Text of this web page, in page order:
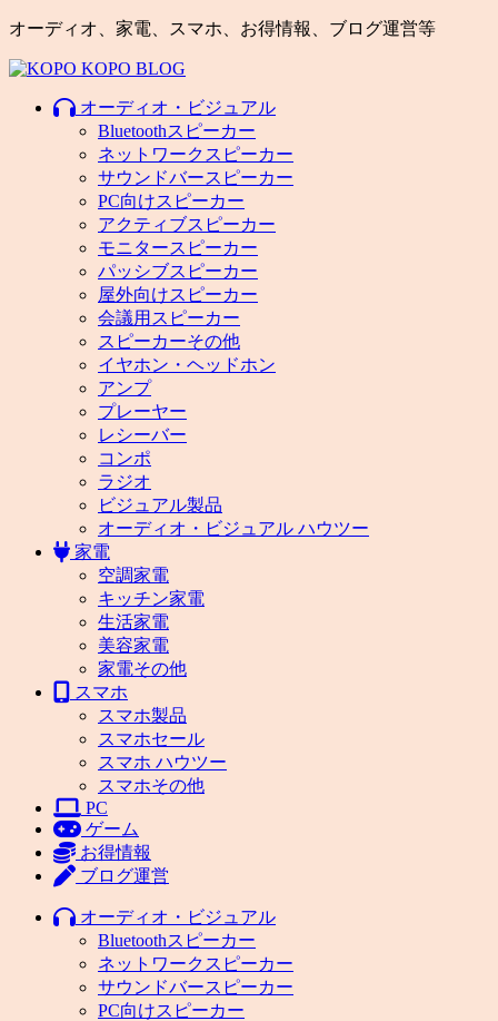
オーディオ、家電、スマホ、お得情報、ブログ運営等
オーディオ・ビジュアル
Bluetoothスピーカー
ネットワークスピーカー
サウンドバースピーカー
PC向けスピーカー
アクティブスピーカー
モニタースピーカー
パッシブスピーカー
屋外向けスピーカー
会議用スピーカー
スピーカーその他
イヤホン・ヘッドホン
アンプ
プレーヤー
レシーバー
コンポ
ラジオ
ビジュアル製品
オーディオ・ビジュアル ハウツー
家電
空調家電
キッチン家電
生活家電
美容家電
家電その他
スマホ
スマホ製品
スマホセール
スマホ ハウツー
スマホその他
PC
ゲーム
お得情報
ブログ運営
オーディオ・ビジュアル
Bluetoothスピーカー
ネットワークスピーカー
サウンドバースピーカー
PC向けスピーカー